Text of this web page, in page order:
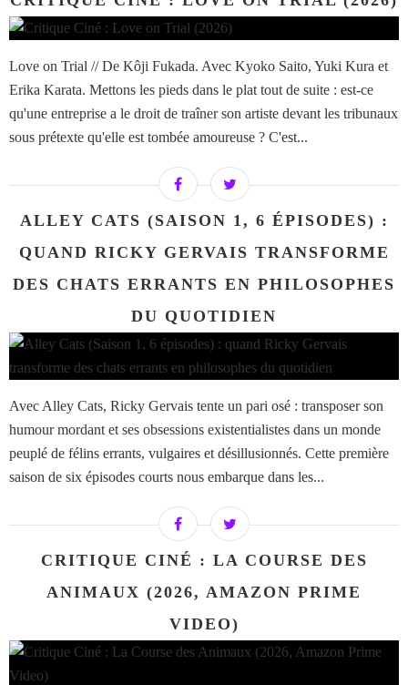
Love on Trial // De Kôji Fukada. Avec Kyoko Saito, Yuki Kura et
Erika Karata. Mettons les pieds dans le plat tout de suite : est-ce
qu'une entreprise a le droit de traîner son artiste devant les tribunaux
sous prétexte qu'elle est tombée amoureuse ? C'est...
ALLEY CATS (SAISON 1, 6 ÉPISODES) :
QUAND RICKY GERVAIS TRANSFORME
DES CHATS ERRANTS EN PHILOSOPHES
DU QUOTIDIEN
Avec Alley Cats, Ricky Gervais tente un pari osé : transposer son
humour mordant et ses obsessions existentialistes dans un monde
peuplé de félins errants, vulgaires et désillusionnés. Cette première
saison de six épisodes courts nous embarque dans les...
CRITIQUE CINÉ : LA COURSE DES
ANIMAUX (2026, AMAZON PRIME
VIDEO)